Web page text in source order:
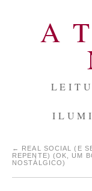
A
←
REAL SOCIAL (E
REPENTE) (OK, UM
NOSTÁLGICO)